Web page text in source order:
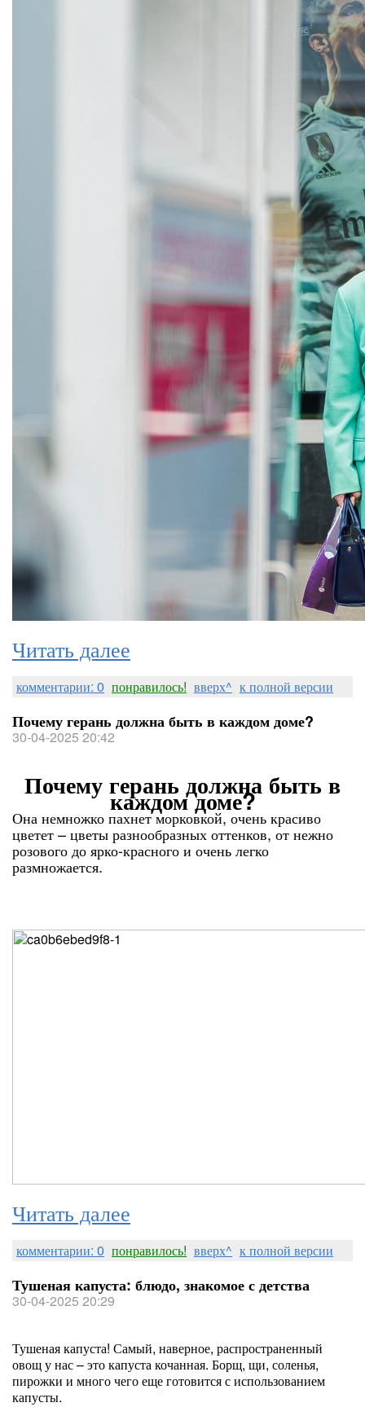
Читать далее
комментарии: 0 понравилось! вверх^ к полной версии
Почему герань должна быть в каждом доме?
30-04-2025 20:42
Почему герань должна быть в
каждом доме?
Она немножко пахнет морковкой, очень красиво
цветет – цветы разнообразных оттенков, от нежно
розового до ярко-красного и очень легко
размножается.
Читать далее
комментарии: 0 понравилось! вверх^ к полной версии
Тушеная капуста: блюдо, знакомое с детства
30-04-2025 20:29
Тушеная капуста! Самый, наверное, распространенный
овощ у нас – это капуста кочанная. Борщ, щи, соленья,
пирожки и много чего еще готовится с использованием
капусты.